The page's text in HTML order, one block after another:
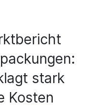
stark
Kosten